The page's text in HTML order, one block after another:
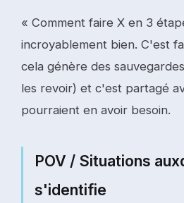
« Comment faire X en 3
incroyablement bien. C'est
cela génère des
les revoir) et c'est partagé
pourraient en avoir besoin.
POV / Situations
s'identifie